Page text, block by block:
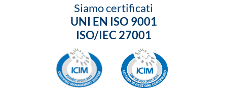
Siamo certificati
UNI EN ISO 9001
ISO/IEC 27001